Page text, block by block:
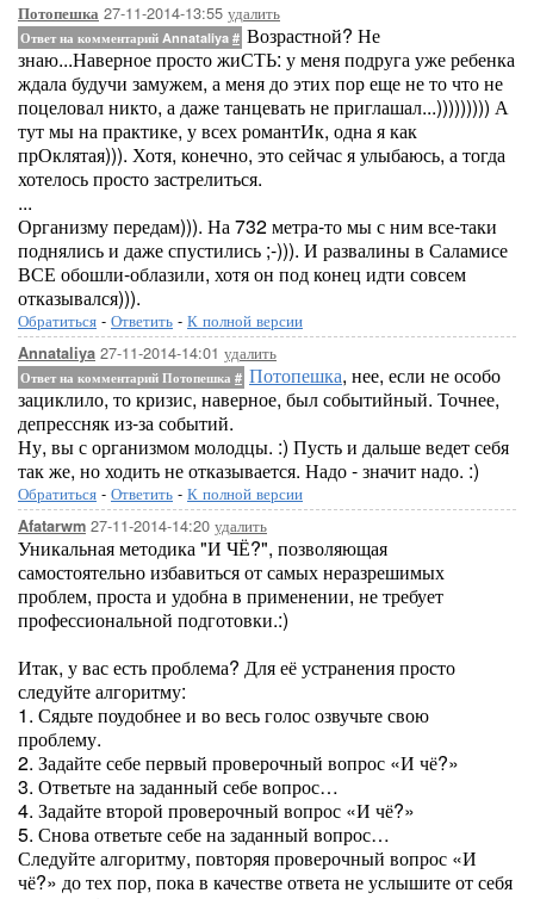
Потопешка 27-11-2014-13:55 удалить
Ответ на комментарий Annataliya # Возрастной? Не
знаю...Наверное просто жиСТЬ: у меня подруга уже ребенка
ждала будучи замужем, а меня до этих пор еще не то что не
поцеловал никто, а даже танцевать не приглашал...))))))))) А
тут мы на практике, у всех романтИк, одна я как
прОклятая))). Хотя, конечно, это сейчас я улыбаюсь, а тогда
хотелось просто застрелиться.
...
Организму передам))). На 732 метра-то мы с ним все-таки
поднялись и даже спустились ;-))). И развалины в Саламисе
ВСЕ обошли-облазили, хотя он под конец идти совсем
отказывался))).
Обратиться - Ответить - К полной версии
Annataliya 27-11-2014-14:01 удалить
Ответ на комментарий Потопешка # Потопешка, нее, если не особо
зациклило, то кризис, наверное, был событийный. Точнее,
депрессняк из-за событий.
Ну, вы с организмом молодцы. :) Пусть и дальше ведет себя
так же, но ходить не отказывается. Надо - значит надо. :)
Обратиться - Ответить - К полной версии
Afatarwm 27-11-2014-14:20 удалить
Уникальная методика "И ЧЁ?", позволяющая
самостоятельно избавиться от самых неразрешимых
проблем, проста и удобна в применении, не требует
профессиональной подготовки.:)
Итак, у вас есть проблема? Для её устранения просто
следуйте алгоритму:
1. Сядьте поудобнее и во весь голос озвучьте свою
проблему.
2. Задайте себе первый проверочный вопрос «И чё?»
3. Ответьте на заданный себе вопрос…
4. Задайте второй проверочный вопрос «И чё?»
5. Снова ответьте себе на заданный вопрос…
Следуйте алгоритму, повторяя проверочный вопрос «И
чё?» до тех пор, пока в качестве ответа не услышите от себя